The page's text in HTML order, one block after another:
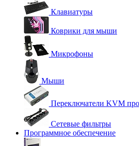
Клавиатуры
Коврики для мыши
Микрофоны
Мыши
Переключатели KVM
Сетевые фильтры
Программное обеспечение